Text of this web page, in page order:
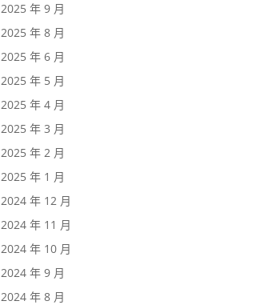
2025 年 9 月
2025 年 8 月
2025 年 6 月
2025 年 5 月
2025 年 4 月
2025 年 3 月
2025 年 2 月
2025 年 1 月
2024 年 12 月
2024 年 11 月
2024 年 10 月
2024 年 9 月
2024 年 8 月